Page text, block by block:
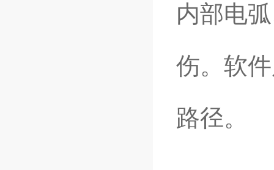
内部电
伤。软
路径。